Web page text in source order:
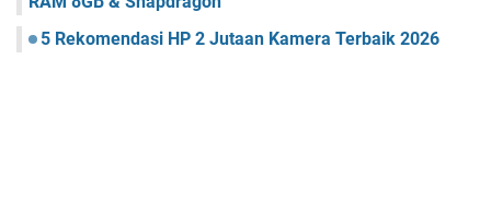
5 Rekomendasi HP 2 Jutaan Kamera Terbaik 2026